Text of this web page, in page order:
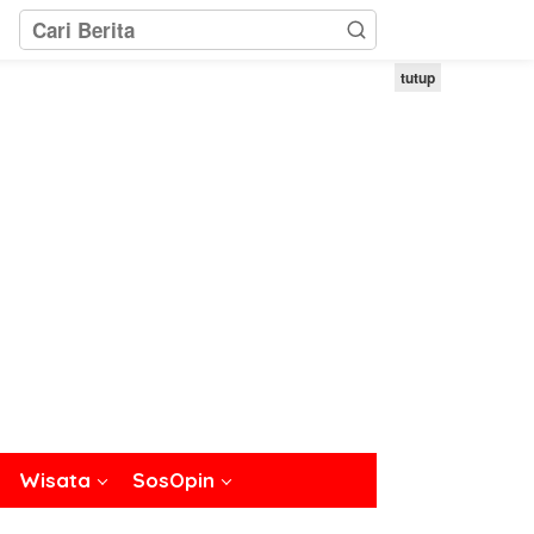
Wisata SosOpin
tutup